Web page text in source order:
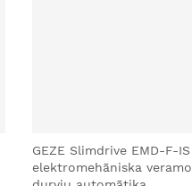
GEZE Slimdrive EMD-F-IS
elektromehāniska veramo